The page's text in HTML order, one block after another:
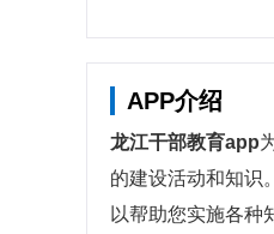
APP介绍
龙江干部教育app
的建设活动和知识
以帮助您实施各种